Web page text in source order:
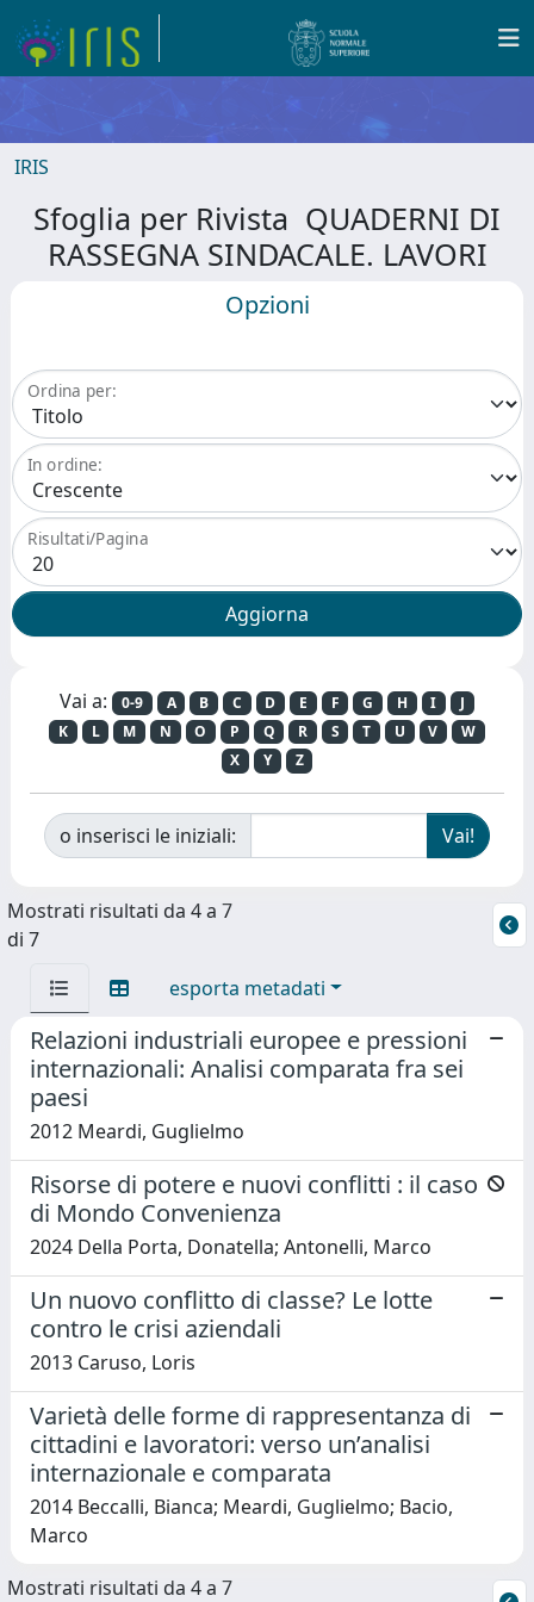
IRIS
Sfoglia per Rivista QUADERNI DI
RASSEGNA SINDACALE. LAVORI
Opzioni
Ordina per:
In ordine:
Risultati/Pagina
Vai a: 0-9 A B C D E F G H I
J
K
L M N O P Q R S T U V
W
X
Y Z
o inserisci le iniziali:
Mostrati risultati da 4 a 7
di 7
esporta metadati
Relazioni industriali europee e pressioni
internazionali: Analisi comparata fra sei
paesi
2012 Meardi, Guglielmo
Risorse di potere e nuovi conflitti : il caso
di Mondo Convenienza
2024 Della Porta, Donatella; Antonelli, Marco
Un nuovo conflitto di classe? Le lotte
contro le crisi aziendali
2013 Caruso, Loris
Varietà delle forme di rappresentanza di
cittadini e lavoratori: verso un’analisi
internazionale e comparata
2014 Beccalli, Bianca; Meardi, Guglielmo; Bacio,
Marco
Mostrati risultati da 4 a 7